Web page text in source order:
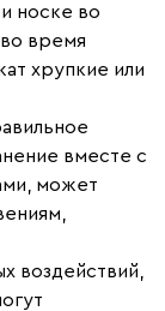
носке во
время
хрупкие или
вместе с
может
воздействий,